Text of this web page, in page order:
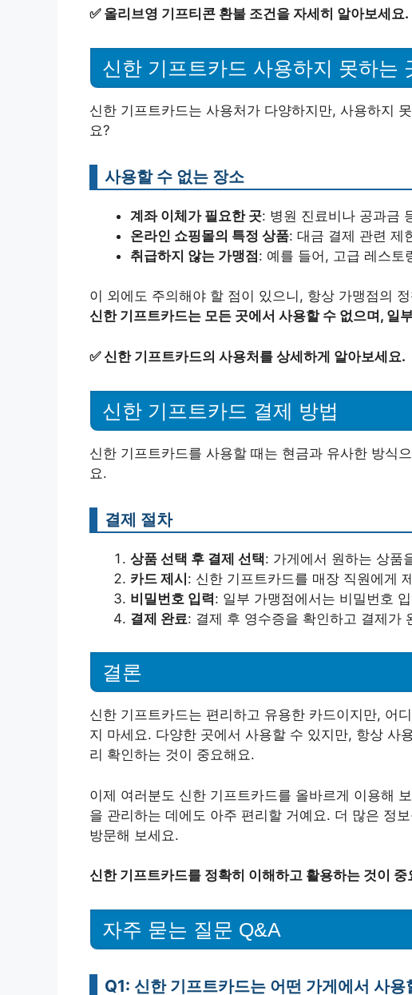
✅ 올리브영 기프티콘 환불 조건을 자세히 알아보세요.
신한 기프트카드 사용하지 못하는
신한 기프트카드는 사용처가 다양하지만, 사용하지
요?
사용할 수 없는 장소
계좌 이체가 필요한 곳: 병원 진료비나 공과금
온라인 쇼핑몰의 특정 상품: 대금 결제 관련 제
취급하지 않는 가맹점: 예를 들어, 고급 레스토
이 외에도 주의해야 할 점이 있으니, 항상 가맹점의
신한 기프트카드는 모든 곳에서 사용할 수 없으며, 일
✅신한 기프트카드의 사용처를 상세하게 알아보세요.
신한 기프트카드 결제 방법
신한 기프트카드를 사용할 때는 현금과 유사한 방식
요.
결제 절차
상품 선택 후 결제 선택: 가게에서 원하는 상품
카드 제시: 신한 기프트카드를 매장 직원에게
비밀번호 입력: 일부 가맹점에서는 비밀번호
결제 완료: 결제 후 영수증을 확인하고 결제가
결론
신한 기프트카드는 편리하고 유용한 카드이지만, 어
지 마세요. 다양한 곳에서 사용할 수 있지만, 항상 사
리 확인하는 것이 중요해요.
이제 여러분도 신한 기프트카드를 올바르게 이용해
을 관리하는 데에도 아주 편리할 거예요. 더 많은 정
방문해 보세요.
신한 기프트카드를 정확히 이해하고 활용하는 것이 중
자주 묻는 질문 Q&A
Q1: 신한 기프트카드는 어떤 가게에서 사용